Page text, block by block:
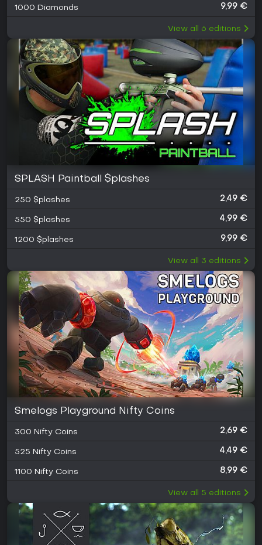
1000 Diamonds 9,99 €
View all 6 editions
SPLASH Paintball $plashes
250 $plashes 2,49 €
550 $plashes 4,99 €
1200 $plashes 9,99 €
View all 3 editions
Smelogs Playground Nifty Coins
300 Nifty Coins 2,69 €
525 Nifty Coins 4,49 €
1100 Nifty Coins 8,99 €
View all 5 editions